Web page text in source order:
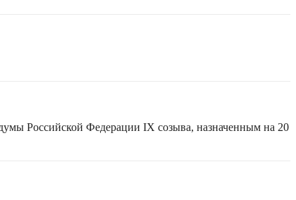
Российской Федерации IX созыва, назначенным на 20